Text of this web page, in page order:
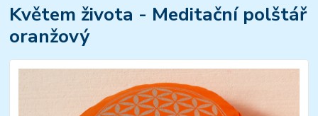
Květem života - Meditační polštář
oranžový